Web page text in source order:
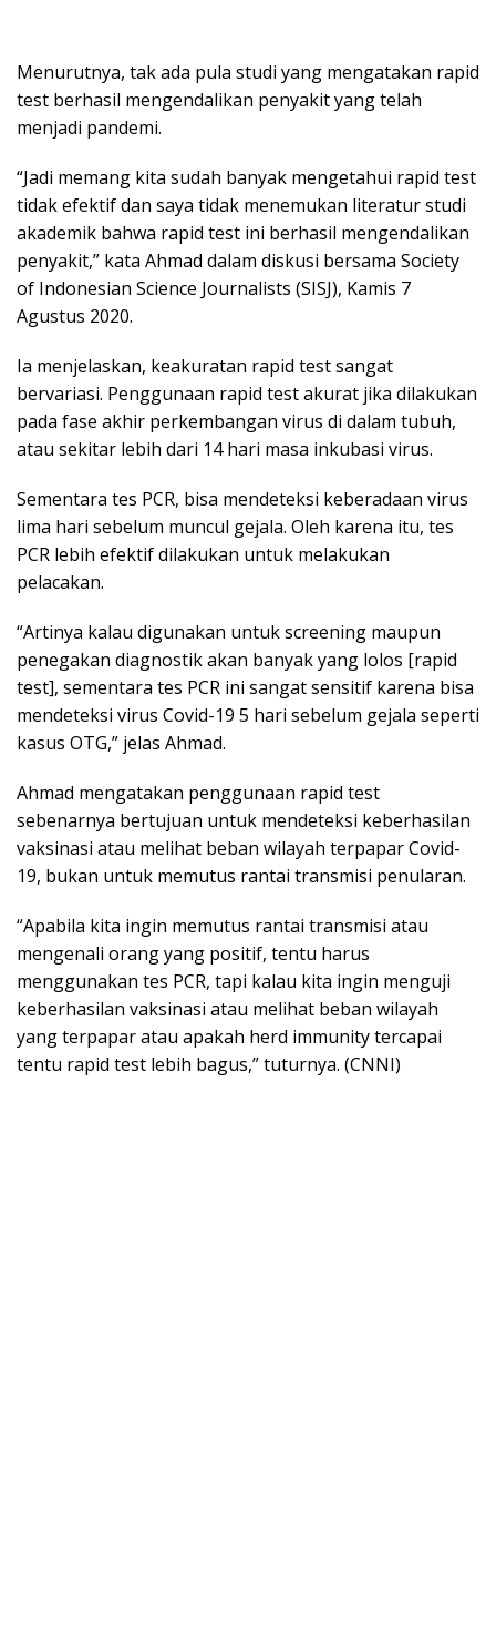
Menurutnya, tak ada pula studi yang mengatakan rapid
test berhasil mengendalikan penyakit yang telah
menjadi pandemi.
“Jadi memang kita sudah banyak mengetahui rapid test
tidak efektif dan saya tidak menemukan literatur studi
akademik bahwa rapid test ini berhasil mengendalikan
penyakit,” kata Ahmad dalam diskusi bersama Society
of Indonesian Science Journalists (SISJ), Kamis 7
Agustus 2020.
Ia menjelaskan, keakuratan rapid test sangat
bervariasi. Penggunaan rapid test akurat jika dilakukan
pada fase akhir perkembangan virus di dalam tubuh,
atau sekitar lebih dari 14 hari masa inkubasi virus.
Sementara tes PCR, bisa mendeteksi keberadaan virus
lima hari sebelum muncul gejala. Oleh karena itu, tes
PCR lebih efektif dilakukan untuk melakukan
pelacakan.
“Artinya kalau digunakan untuk screening maupun
penegakan diagnostik akan banyak yang lolos [rapid
test], sementara tes PCR ini sangat sensitif karena bisa
mendeteksi virus Covid-19 5 hari sebelum gejala seperti
kasus OTG,” jelas Ahmad.
Ahmad mengatakan penggunaan rapid test
sebenarnya bertujuan untuk mendeteksi keberhasilan
vaksinasi atau melihat beban wilayah terpapar Covid-
19, bukan untuk memutus rantai transmisi penularan.
“Apabila kita ingin memutus rantai transmisi atau
mengenali orang yang positif, tentu harus
menggunakan tes PCR, tapi kalau kita ingin menguji
keberhasilan vaksinasi atau melihat beban wilayah
yang terpapar atau apakah herd immunity tercapai
tentu rapid test lebih bagus,” tuturnya. (CNNI)